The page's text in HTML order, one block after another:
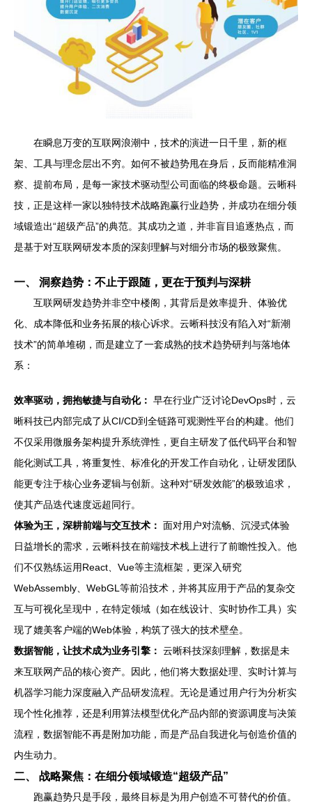
在瞬息万变的互联网浪潮中，技术的演进一日千里，新的框
架、工具与理念层出不穷。如何不被趋势甩在身后，反而能精准洞
察、提前布局，是每一家技术驱动型公司面临的终极命题。云晰科
技，正是这样一家以独特技术战略跑赢行业趋势，并成功在细分领
域锻造出“超级产品”的典范。其成功之道，并非盲目追逐热点，而
是基于对互联网研发本质的深刻理解与对细分市场的极致聚焦。
一、 洞察趋势：不止于跟随，更在于预判与深耕
互联网研发趋势并非空中楼阁，其背后是效率提升、体验优
化、成本降低和业务拓展的核心诉求。云晰科技没有陷入对“新潮
技术”的简单堆砌，而是建立了一套成熟的技术趋势研判与落地体
系：
效率驱动，拥抱敏捷与自动化： 早在行业广泛讨论DevOps时，云
晰科技已内部完成了从CI/CD到全链路可观测性平台的构建。他们
不仅采用微服务架构提升系统弹性，更自主研发了低代码平台和智
能化测试工具，将重复性、标准化的开发工作自动化，让研发团队
能更专注于核心业务逻辑与创新。这种对“研发效能”的极致追求，
使其产品迭代速度远超同行。
体验为王，深耕前端与交互技术： 面对用户对流畅、沉浸式体验
日益增长的需求，云晰科技在前端技术栈上进行了前瞻性投入。他
们不仅熟练运用React、Vue等主流框架，更深入研究
WebAssembly、WebGL等前沿技术，并将其应用于产品的复杂交
互与可视化呈现中，在特定领域（如在线设计、实时协作工具）实
现了媲美客户端的Web体验，构筑了强大的技术壁垒。
数据智能，让技术成为业务引擎： 云晰科技深刻理解，数据是未
来互联网产品的核心资产。因此，他们将大数据处理、实时计算与
机器学习能力深度融入产品研发流程。无论是通过用户行为分析实
现个性化推荐，还是利用算法模型优化产品内部的资源调度与决策
流程，数据智能不再是附加功能，而是产品自我进化与创造价值的
内生动力。
二、 战略聚焦：在细分领域锻造“超级产品”
跑赢趋势只是手段，最终目标是为用户创造不可替代的价值。